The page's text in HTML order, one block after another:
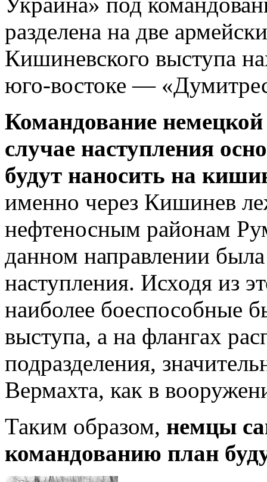
разделена на две
Кишиневского выступа
юго-востоке —
Командование
случае наступления
будут наносить на
именно через Кишинев
нефтеносным районам
данном направлении
наступления. Исходя из
наиболее боеспособные
выступа, а на флангах
подразделения,
Вермахта, как в
Таким образом, немцы
командованию план